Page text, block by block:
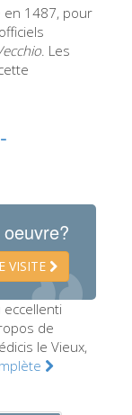
en 1487, pour
. Les
VISITE
eccellenti
de
le Vieux,